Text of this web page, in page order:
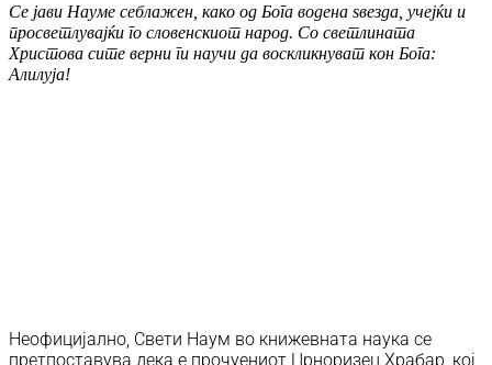
Се јави Науме себлажен, како од Бога водена ѕвезда, учејќи и
просветлувајќи го словенскиот народ. Со светлината
Христова сите верни ги научи да воскликнуват кон Бога:
Алилуја!
Неофицијално, Свети Наум во книжевната наука се
претпоставува дека е прочуениот Црноризец Храбар, кој